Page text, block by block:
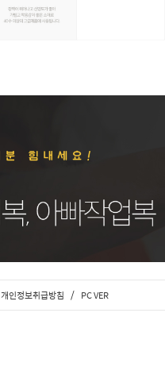
개인정보취급방침 / PC VER